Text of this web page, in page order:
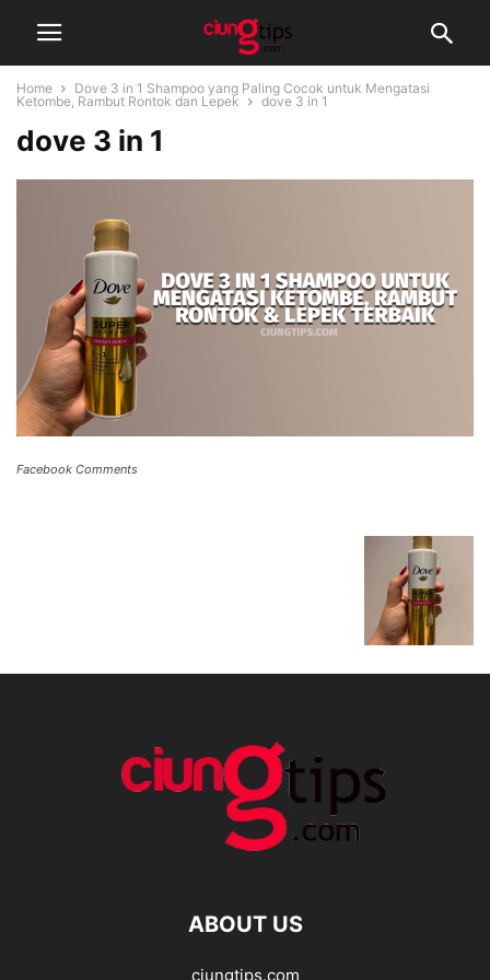
Home
Dove 3 in 1 Shampoo yang Paling Cocok untuk Mengatasi
Ketombe, Rambut Rontok dan Lepek
dove 3 in 1
dove 3 in 1
Facebook Comments
ABOUT US
ciungtips.com